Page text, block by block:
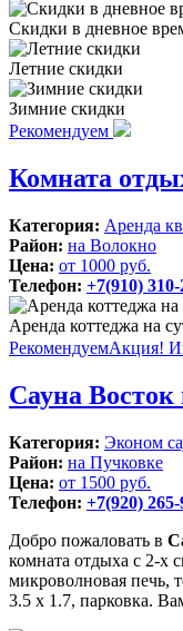
Скидки в дневное
Летние скидки
Зимние скидки
Рекомендуем
Комната
Категория: Аренда
Район: на Волокно
Цена: от 1000 руб.
Телефон: +7(910)
Аренда коттеджа на
РекомендуемАкция!
Сауна
Категория: Эконом
Район: на Пучковке
Цена: от 1500 руб.
Телефон: +7(920)
Добро пожаловать в
комната отдыха с 2-х
микроволновая печь,
3.5 х 1.7, парковка.